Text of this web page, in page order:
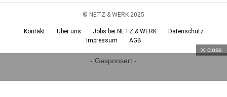
© NETZ & WERK 2025
Kontakt Über uns Jobs bei NETZ & WERK
Datenschutz
Impressum
AGB
- Gesponsert -
close